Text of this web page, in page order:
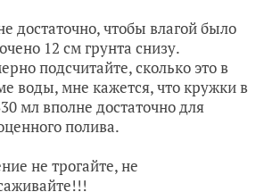
достаточно, чтобы влагой было
12 см грунта снизу.
подсчитайте, сколько это в
воды, мне кажется, что кружки в
мл вполне достаточно для
полива.
не трогайте, не